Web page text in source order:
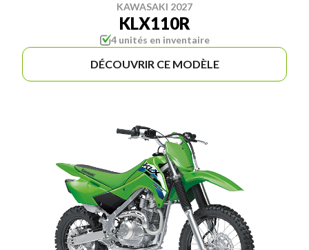
KAWASAKI 2027
KLX110R
4 unités en inventaire
DÉCOUVRIR CE MODÈLE